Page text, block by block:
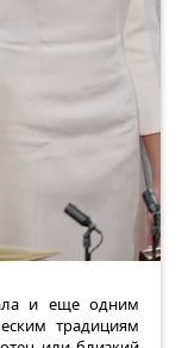
и еще одним
традициям